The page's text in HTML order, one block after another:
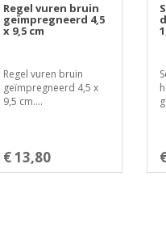
Regel vuren bruin
geïmpregneerd 4,5
x 9,5 cm
Regel vuren bruin
geïmpregneerd 4,5 x
9,5 cm....
€ 13,80